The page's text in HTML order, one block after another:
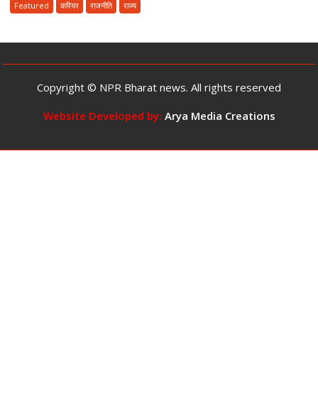
का
छात्रा
का
वीडियो
वायरल,
Featured करियर राजनीति राज्य
Copyright © NPR Bharat news. All rights reserved
Website Developed by: Arya Media Creations